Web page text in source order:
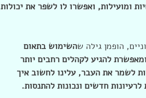
ומועילות, ואפשרו לו לשפר את יכולות
הופמן גילה שהשימוש בתאום
להגיע לקהלים רחבים יותר
לשמר את העבר, עלינו לחשוב איך
חדשים ונכונות להתנסות.